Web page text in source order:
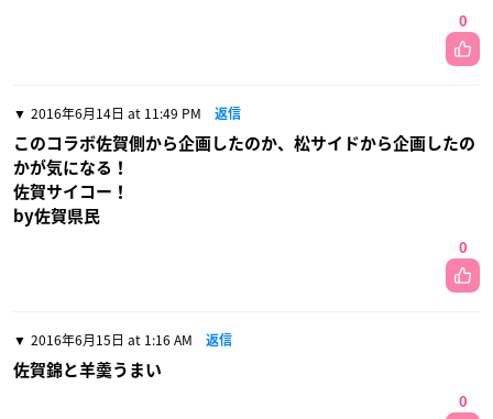
0
2016年6月14日 at 11:49 PM 返信
このコラボ佐賀側から企画したのか、松サイドから企画したの
かが気になる！
佐賀サイコー！
by佐賀県民
0
2016年6月15日 at 1:16 AM 返信
佐賀錦と羊羮うまい
0